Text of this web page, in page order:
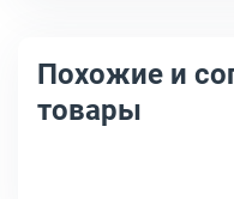
Похожие и
товары